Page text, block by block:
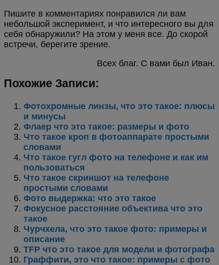
Пишите в комментариях понравился ли вам
небольшой эксперимент, и что интересного вы для
себя обнаружили? На этом у меня все. До скорой
встречи, берегите зрение.
Всех благ. С вами был Иван.
Похожие Записи:
Фотохромные линзы, что это такое: плюсы
и минусы
Флаер что это такое: размеры и фото
Что такое кроп в фотоаппарате простыми
словами
Что такое гугл фото на телефоне и как им
пользоваться
Что такое скриншот на телефоне
простыми словами
Фото выдержка: что это такое
Фокусное расстояние объектива что это
такое
Чурчхела, что это такое фото: примеры и
описание
TFP что это такое для модели и фотографа
Граффити, это что такое: примеры с фото